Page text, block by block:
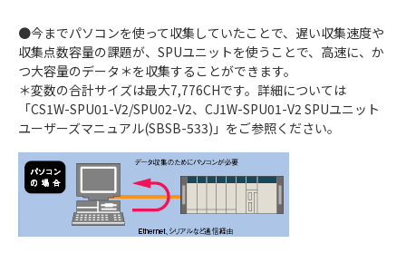
●今までパソコンを使って収集していたことで、遅い収集速度や
収集点数容量の課題が、SPUユニットを使うことで、高速に、か
つ大容量のデータ＊を収集することができます。
＊変数の合計サイズは最大7,776CHです。詳細については
「CS1W-SPU01-V2/SPU02-V2、CJ1W-SPU01-V2 SPUユニット
ユーザーズマニュアル(SBSB-533)」をご参照ください。